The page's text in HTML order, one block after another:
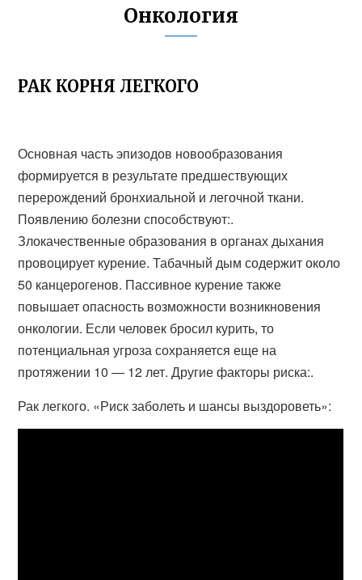
Онкология
РАК КОРНЯ ЛЕГКОГО
Основная часть эпизодов новообразования
формируется в результате предшествующих
перерождений бронхиальной и легочной ткани.
Появлению болезни способствуют:.
Злокачественные образования в органах дыхания
провоцирует курение. Табачный дым содержит около
50 канцерогенов. Пассивное курение также
повышает опасность возможности возникновения
онкологии. Если человек бросил курить, то
потенциальная угроза сохраняется еще на
протяжении 10 — 12 лет. Другие факторы риска:.
Рак легкого. «Риск заболеть и шансы выздороветь»: